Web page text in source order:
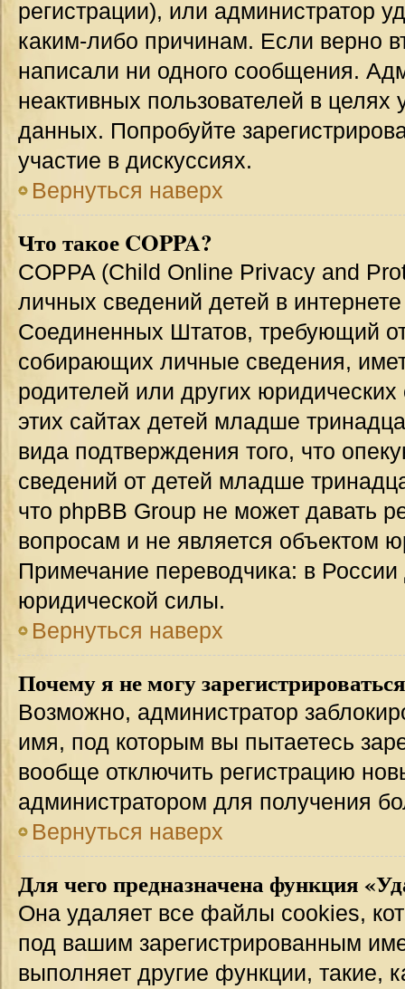
регистрации), или администратор
каким-либо причинам. Если верно
написали ни одного сообщения.
неактивных пользователей в
данных. Попробуйте
участие в дискуссиях.
Вернуться наверх
Что такое COPPA?
COPPA (Child Online Privacy and
личных сведений детей в
Соединенных Штатов, требующий
собирающих личные сведения,
родителей или других
этих сайтах детей младше
вида подтверждения того, что
сведений от детей младше
что phpBB Group не может давать
вопросам и не является объектом
Примечание переводчика: в
юридической силы.
Вернуться наверх
Почему я не могу
Возможно, администратор
имя, под которым вы пытаетесь
вообще отключить регистрацию
администратором для получения
Вернуться наверх
Для чего предназначена функция
Она удаляет все файлы cookies,
под вашим зарегистрированным
выполняет другие функции, такие,